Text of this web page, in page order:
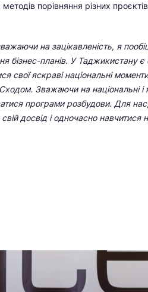
порівняння різних
на зацікавленість, я
бізнес-планів. У Таджикистану є
свої яскраві національні
Зважаючи на національні і
програми розбудови. Для
досвід і одночасно навчитися